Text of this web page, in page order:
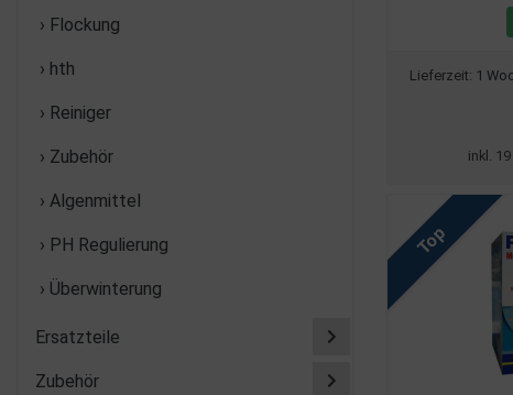
› Flockung
› hth
› Reiniger
› Zubehör
› Algenmittel
› PH Regulierung
› Überwinterung
Ersatzteile
Zubehör
Lieferzeit: 1
inkl.
Top